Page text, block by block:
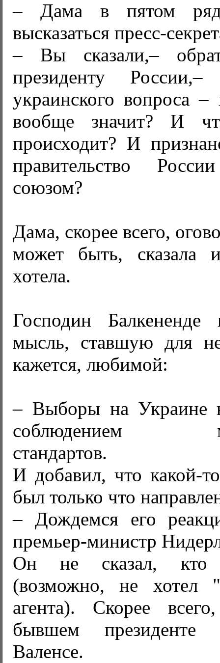
– Дама в пятом
высказаться пресс-
– Вы сказали,–
президенту
украинского вопроса
вообще значит? И
происходит? И
правительство
союзом?
Дама, скорее всего,
может быть, сказала
хотела.
Господин Балкененде
мысль, ставшую для
кажется, любимой:
– Выборы на Украине
соблюдением
стандартов.
И добавил, что какой-
был только что
– Дождемся его
премьер-министр
Он не сказал, кто
(возможно, не хотел
агента). Скорее
бывшем
Валенсе.